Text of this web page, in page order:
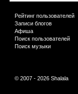
Рейтинг пользователей
Записи блогов
Афиша
Поиск пользователей
Поиск музыки
© 2007 - 2026 Shalala